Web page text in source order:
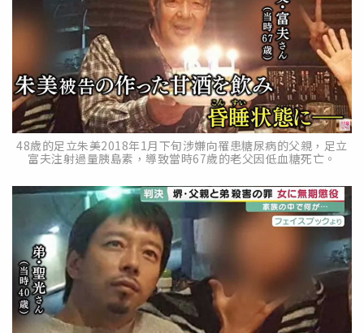
48歲的足立朱美2018年1月下旬涉嫌向罹患糖尿病的父親，足立
富夫注射過量胰島素，導致當時67歲的老父因低血糖死亡。